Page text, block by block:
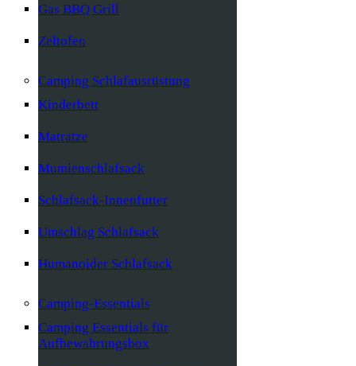
Gas BBQ Grill
Zeltofen
Camping Schlafausrüstung
Kinderbett
Matratze
Mumienschlafsack
Schlafsack-Innenfutter
Umschlag Schlafsack
Humanoider Schlafsack
Camping-Essentials
Camping Essentials für
Aufbewahrungsbox